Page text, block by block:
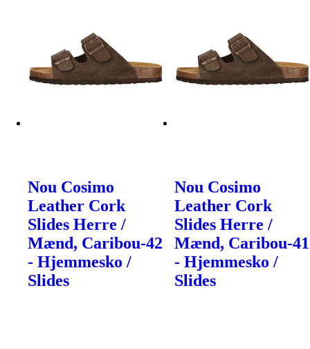
Nou Cosimo
Leather Cork
Slides Herre /
Mænd, Caribou-42
- Hjemmesko /
Slides
Nou Cosimo
Leather Cork
Slides Herre /
Mænd, Caribou-41
- Hjemmesko /
Slides